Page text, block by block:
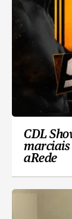
CDL
marciais
aRede